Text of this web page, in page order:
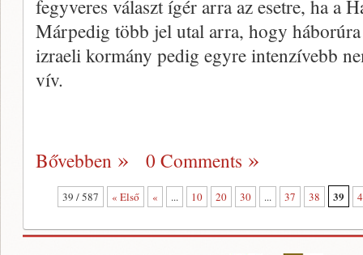
fegyveres választ ígér arra az esetre, ha a
Márpedig több jel utal arra, hogy
izraeli kormány pedig egyre intenzívebb
vív.
Bővebben 0 Comments
39 / 587 « Első « ... 10 20 30 ... 37 38 39